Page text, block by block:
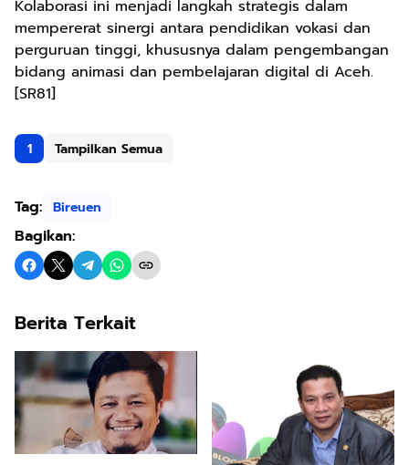
Kolaborasi ini menjadi langkah strategis dalam
mempererat sinergi antara pendidikan vokasi dan
perguruan tinggi, khususnya dalam pengembangan
bidang animasi dan pembelajaran digital di Aceh.
[SR81]
1 Tampilkan Semua
Tag: Bireuen
Bagikan:
Berita Terkait